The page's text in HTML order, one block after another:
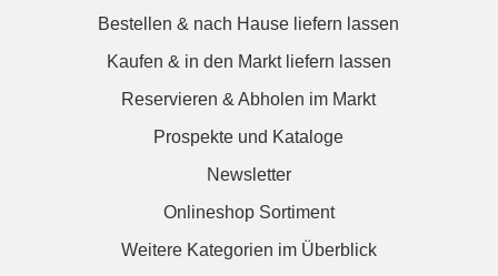
Bestellen & nach Hause liefern lassen
Kaufen & in den Markt liefern lassen
Reservieren & Abholen im Markt
Prospekte und Kataloge
Newsletter
Onlineshop Sortiment
Weitere Kategorien im Überblick